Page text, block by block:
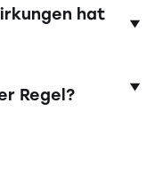
sämtliche
in der
während
ist.
hat
juristische
der GmbH
Regel?